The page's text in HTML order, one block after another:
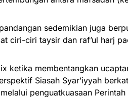
sedemikian juga
ciri-ciri taysir dan raf’ul harj
ketika membentangkan
Siasah Syar’iyyah
penguatkuasaan